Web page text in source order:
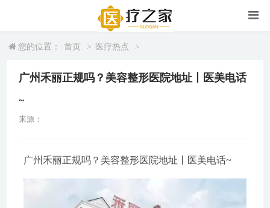
您的位置： 首页 > 医疗热点 >
广州禾丽正规吗？美容整形医院地址丨医美电话
~
来源：
广州禾丽正规吗？美容整形医院地址丨医美电话~